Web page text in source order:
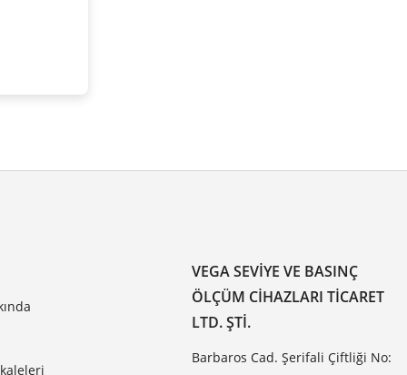
VEGA SEVIYE VE BASINÇ
ÖLÇÜM CIHAZLARI TICARET
LTD. ŞTI.
Barbaros Cad. Şerifali Çiftliği No: